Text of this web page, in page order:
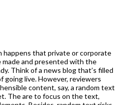
that private or corporate
and presented with the
Think of a news blog that’s filled
live. However, reviewers
content, say, a random text
The are to focus on the text,